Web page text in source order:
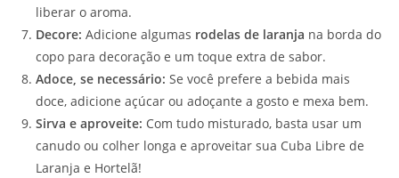
liberar o aroma.
Decore: Adicione algumas rodelas de laranja na borda do
copo para decoração e um toque extra de sabor.
Adoce, se necessário: Se você prefere a bebida mais
doce, adicione açúcar ou adoçante a gosto e mexa bem.
Sirva e aproveite: Com tudo misturado, basta usar um
canudo ou colher longa e aproveitar sua Cuba Libre de
Laranja e Hortelã!